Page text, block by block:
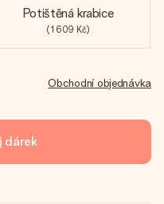
Potištěná krabice
(1 609 Kč)
Obchodní objednávka
dárek